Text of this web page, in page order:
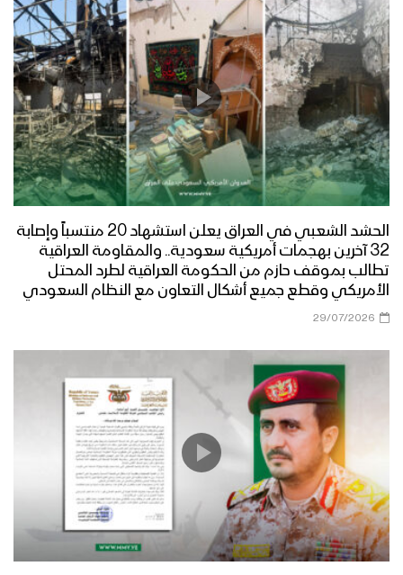
الحشد الشعبي في العراق يعلن استشهاد 20 منتسباً وإصابة
32 آخرين بهجمات أمريكية سعودية.. والمقاومة العراقية
تطالب بموقف حازم من الحكومة العراقية لطرد المحتل
الأمريكي وقطع جميع أشكال التعاون مع النظام السعودي
29/07/2026